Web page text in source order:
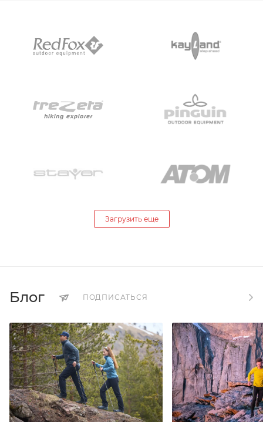
Загрузить еще
Блог ПОДПИСАТЬСЯ